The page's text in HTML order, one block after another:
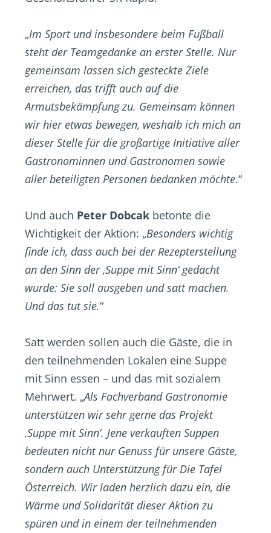
„Im Sport und insbesondere beim Fußball
steht der Teamgedanke an erster Stelle. Nur
gemeinsam lassen sich gesteckte Ziele
erreichen, das trifft auch auf die
Armutsbekämpfung zu. Gemeinsam können
wir hier etwas bewegen, weshalb ich mich an
dieser Stelle für die großartige Initiative aller
Gastronominnen und Gastronomen sowie
aller beteiligten Personen bedanken möchte.“
Und auch Peter Dobcak betonte die
Wichtigkeit der Aktion: „Besonders wichtig
finde ich, dass auch bei der Rezepterstellung
an den Sinn der ,Suppe mit Sinn‘ gedacht
wurde: Sie soll ausgeben und satt machen.
Und das tut sie.“
Satt werden sollen auch die Gäste, die in
den teilnehmenden Lokalen eine Suppe
mit Sinn essen – und das mit sozialem
Mehrwert. „Als Fachverband Gastronomie
unterstützen wir sehr gerne das Projekt
‚Suppe mit Sinn‘. Jene verkauften Suppen
bedeuten nicht nur Genuss für unsere Gäste,
sondern auch Unterstützung für Die Tafel
Österreich. Wir laden herzlich dazu ein, die
Wärme und Solidarität dieser Aktion zu
spüren und in einem der teilnehmenden